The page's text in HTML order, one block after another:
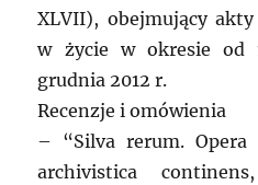
XLVII), obejmujący
w życie w okresie od
grudnia 2012 r.
Recenzje i omówienia
– “Silva rerum. Opera
archivistica